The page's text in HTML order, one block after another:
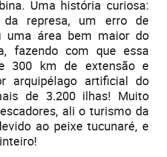
Uma história curiosa:
da represa, um erro de
uma área bem maior do
fazendo com que essa
300 km de extensão e
arquipélago artificial do
de 3.200 ilhas! Muito
ali o turismo da
ao peixe tucunaré, e